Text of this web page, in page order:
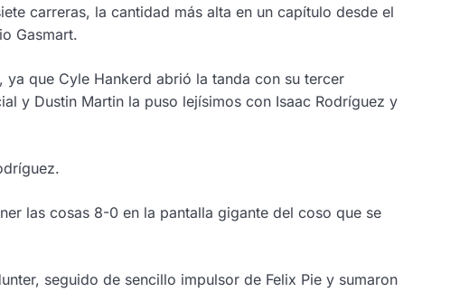
carreras, la cantidad más alta en un capítulo desde el
Gasmart.
ya que Cyle Hankerd abrió la tanda con su tercer
y Dustin Martin la puso lejísimos con Isaac Rodríguez y
las cosas 8-0 en la pantalla gigante del coso que se
seguido de sencillo impulsor de Felix Pie y sumaron